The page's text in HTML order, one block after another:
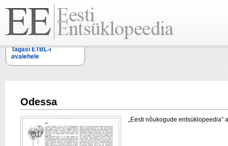
Tagasi ETBL-i
avalehele
Odessa
„Eesti nõukogude entsüklopeedia”